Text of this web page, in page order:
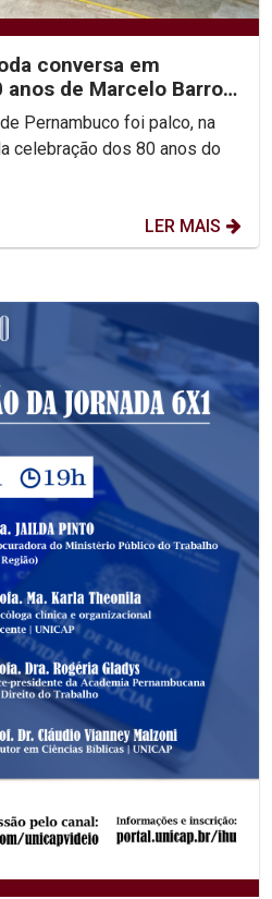
conversa em
anos de Marcelo Barros
Pernambuco foi palco, na
celebração dos 80 anos do
LER MAIS